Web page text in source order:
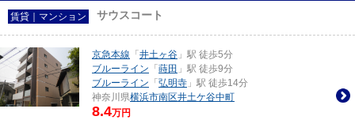
賃貸｜マンション サウスコート
京急本線 「 井土ヶ谷 」駅 徒歩5分
ブルーライン 「 蒔田 」駅 徒歩9分
ブルーライン 「 弘明寺 」駅 徒歩14分
神奈川県横浜市南区井土ケ谷中町
8.4万円